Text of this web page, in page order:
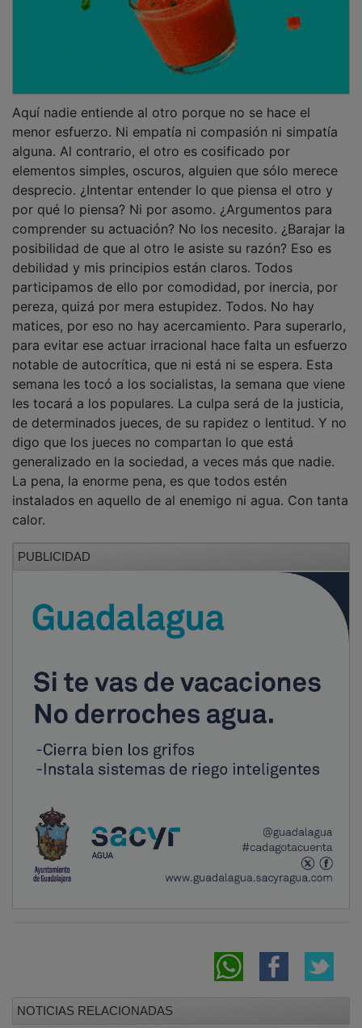
menor esfuerzo. Ni empatía ni compasión ni simpatía
alguna. Al contrario, el otro es cosificado por
elementos simples, oscuros, alguien que sólo merece
desprecio. ¿Intentar entender lo que piensa el otro y
por qué lo piensa? Ni por asomo. ¿Argumentos para
comprender su actuación? No los necesito. ¿Barajar la
posibilidad de que al otro le asiste su razón? Eso es
debilidad y mis principios están claros. Todos
participamos de ello por comodidad, por inercia, por
pereza, quizá por mera estupidez. Todos. No hay
matices, por eso no hay acercamiento. Para superarlo,
para evitar ese actuar irracional hace falta un esfuerzo
notable de autocrítica, que ni está ni se espera. Esta
semana les tocó a los socialistas, la semana que viene
les tocará a los populares. La culpa será de la justicia,
de determinados jueces, de su rapidez o lentitud. Y no
digo que los jueces no compartan lo que está
generalizado en la sociedad, a veces más que nadie.
La pena, la enorme pena, es que todos estén
instalados en aquello de al enemigo ni agua. Con tanta
calor.